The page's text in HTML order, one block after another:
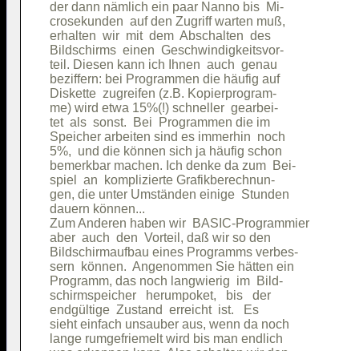
der dann nämlich ein paar Nanno bis  Mi-
crosekunden  auf den Zugriff warten muß,
erhalten  wir  mit  dem  Abschalten  des
Bildschirms  einen  Geschwindigkeitsvor-
teil. Diesen kann ich Ihnen  auch  genau
beziffern: bei Programmen die häufig auf
Diskette  zugreifen (z.B. Kopierprogram-
me) wird etwa 15%(!) schneller  gearbei-
tet  als  sonst.  Bei  Programmen die im
Speicher arbeiten sind es immerhin  noch
5%,  und die können sich ja häufig schon
bemerkbar machen. Ich denke da zum  Bei-
spiel  an  komplizierte Grafikberechnun-
gen, die unter Umständen einige  Stunden
dauern können...
Zum Anderen haben wir  BASIC-Programmier
aber  auch  den  Vorteil, daß wir so den
Bildschirmaufbau eines Programms verbes-
sern  können.  Angenommen Sie hätten ein
Programm, das noch langwierig  im  Bild-
schirmspeicher   herumpoket,   bis   der
endgültige  Zustand  erreicht  ist.   Es
sieht einfach unsauber aus, wenn da noch
lange rumgefriemelt wird bis man endlich